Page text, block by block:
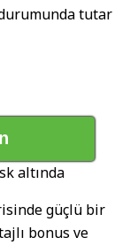
durumunda tutar
altında
güçlü bir
bonus ve